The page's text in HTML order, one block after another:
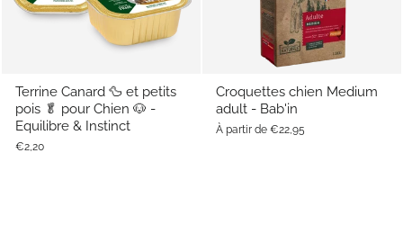
Terrine Canard 🦆 et petits
pois 🥬 pour Chien 🐶 -
Equilibre & Instinct
€2,20
Croquettes chien Medium
adult - Bab'in
À partir de €22,95